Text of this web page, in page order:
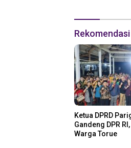
Ketua DPRD
Gandeng DPR
Warga Torue